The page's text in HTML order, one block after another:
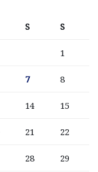
S S
1
7 8
14 15
21 22
28 29